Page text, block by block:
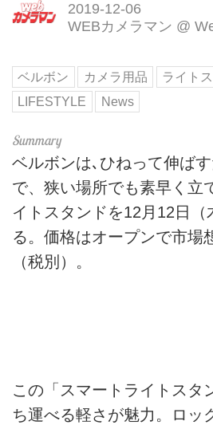
2019-12-06
WEBカメラマン @
ベルボン カメラ用品 ライト
LIFESTYLE
News
ベルボンは､ひねって伸ば
で、狭い場所でも素早く立
イトスタンドを12月12日（
る。価格はオープンで市場
（税別）。
この「スマートライトスタ
ち運べる軽さが魅力。ロッ